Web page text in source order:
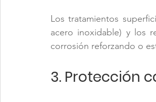
Los tratamientos
acero inoxidable) y los
corrosión reforzando o
3. Protección